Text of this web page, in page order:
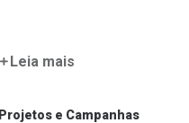
Leia mais
Projetos e Campanhas